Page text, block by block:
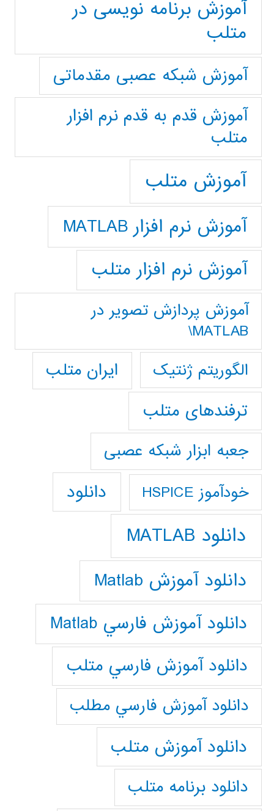
آموزش برنامه نویسی در
متلب
آموزش شبکه عصبی مقدماتی
آموزش قدم به قدم نرم افزار
متلب
آموزش متلب
آموزش نرم افزار MATLAB
آموزش نرم افزار متلب
آموزش پردازش تصوير در
MATLAB\
الگوریتم ژنتیک
ایران متلب
ترفندهای متلب
جعبه ابزار شبکه عصبی
خودآموز HSPICE دانلود
دانلود MATLAB
دانلود آموزش Matlab
دانلود آموزش فارسي Matlab
دانلود آموزش فارسي متلب
دانلود آموزش فارسي مطلب
دانلود آموزش متلب
دانلود برنامه متلب